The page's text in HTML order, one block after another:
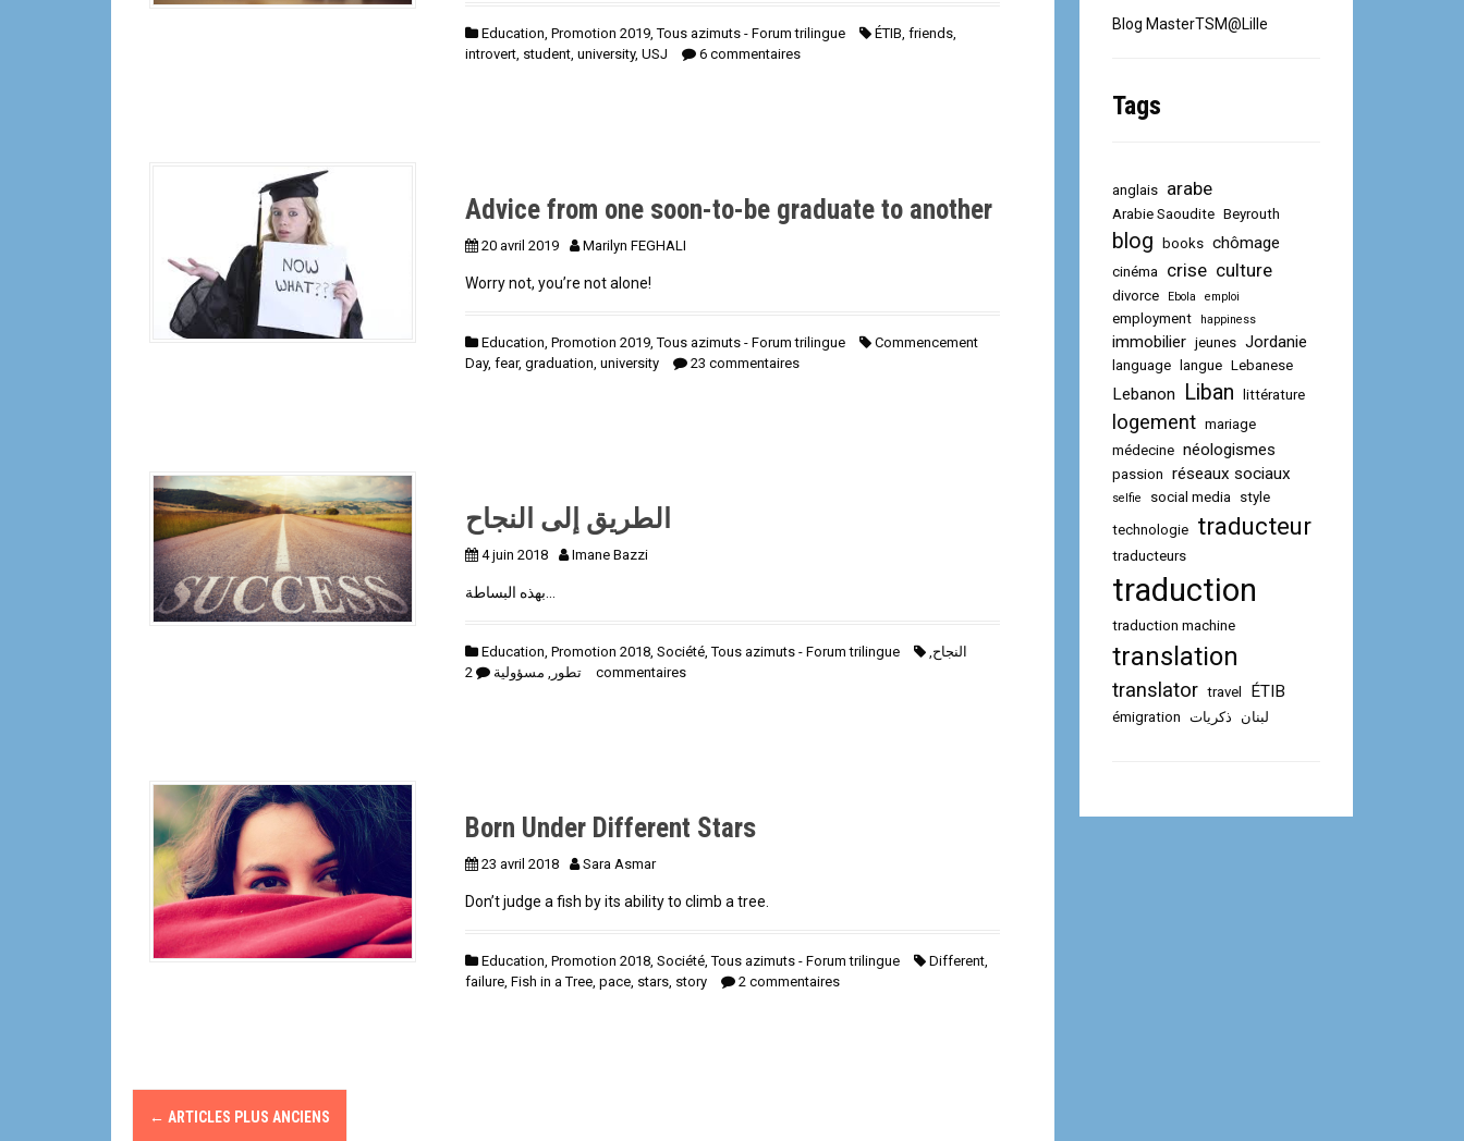
Education,Promotion 2019,Tous azimuts - Forum trilingue ÉTIB,friends,
introvert, student,university,USJ 6 commentaires
Advice from one soon-to-be graduate to another
20 avril 2019 Marilyn FEGHALI
Worry not, you’re not alone!
Education,Promotion 2019,Tous azimuts - Forum trilingue
Commencement
Day,fear,graduation,university 23 commentaires
الطريق إلى النجاح
4 juin 2018 Imane Bazzi
بهذه البساطة…
Education,Promotion 2018,Société,Tous azimuts - Forum trilingue النجاح,
تطور , مسؤولية 2 commentaires
Born Under Different Stars
23 avril 2018 Sara Asmar
Don’t judge a fish by its ability to climb a tree.
Education,Promotion 2018,Société,Tous azimuts - Forum trilingue Different,
failure,Fish in a Tree,pace, stars, story 2 commentaires
N← ARTICLES PLUS ANCIENS
Blog MasterTSM@Lille
Tags
anglais arabe
Arabie Saoudite Beyrouth
blog books chômage
cinéma crise culture
divorce Ebola emploi
employment happiness
immobilier jeunes Jordanie
language langue Lebanese
Lebanon Liban littérature
logement mariage
médecine néologismes
passion réseaux sociaux
selfie social media style
technologie traducteur
traducteurs
traduction
traduction machine
translation
translator travel ÉTIB
émigration ذكريات لبنان